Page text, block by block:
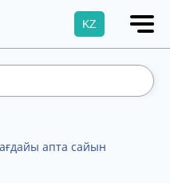
KZ
Рақмет!
апта сайын